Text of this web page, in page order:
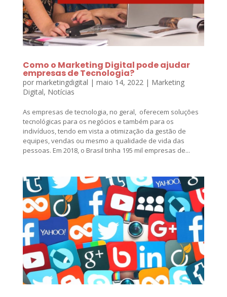
Como o Marketing Digital pode ajudar
empresas de Tecnologia?
por marketingdigital | maio 14, 2022| Marketing
Digital, Notícias
As empresas de tecnologia, no geral, oferecem soluções
tecnológicas para os negócios e também para os
indivíduos, tendo em vista a otimização da gestão de
equipes, vendas ou mesmo a qualidade de vida das
pessoas. Em 2018, o Brasil tinha 195 mil empresas de...